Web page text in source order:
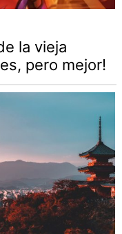
la vieja
pero mejor!